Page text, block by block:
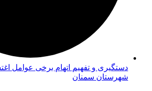
دستگیری و تفهیم اتهام برخی عوامل
شهرستان سمنان